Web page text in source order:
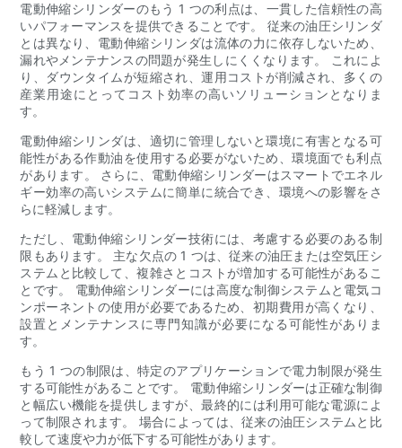
電動伸縮シリンダーのもう 1 つの利点は、一貫した信頼性の高
いパフォーマンスを提供できることです。 従来の油圧シリンダ
とは異なり、電動伸縮シリンダは流体の力に依存しないため、
漏れやメンテナンスの問題が発生しにくくなります。 これによ
り、ダウンタイムが短縮され、運用コストが削減され、多くの
産業用途にとってコスト効率の高いソリューションとなりま
す。
電動伸縮シリンダは、適切に管理しないと環境に有害となる可
能性がある作動油を使用する必要がないため、環境面でも利点
があります。 さらに、電動伸縮シリンダーはスマートでエネル
ギー効率の高いシステムに簡単に統合でき、環境への影響をさ
らに軽減します。
ただし、電動伸縮シリンダー技術には、考慮する必要のある制
限もあります。 主な欠点の 1 つは、従来の油圧または空気圧シ
ステムと比較して、複雑さとコストが増加する可能性があるこ
とです。 電動伸縮シリンダーには高度な制御システムと電気コ
ンポーネントの使用が必要であるため、初期費用が高くなり、
設置とメンテナンスに専門知識が必要になる可能性がありま
す。
もう 1 つの制限は、特定のアプリケーションで電力制限が発生
する可能性があることです。 電動伸縮シリンダーは正確な制御
と幅広い機能を提供しますが、最終的には利用可能な電源によ
って制限されます。 場合によっては、従来の油圧システムと比
較して速度や力が低下する可能性があります。